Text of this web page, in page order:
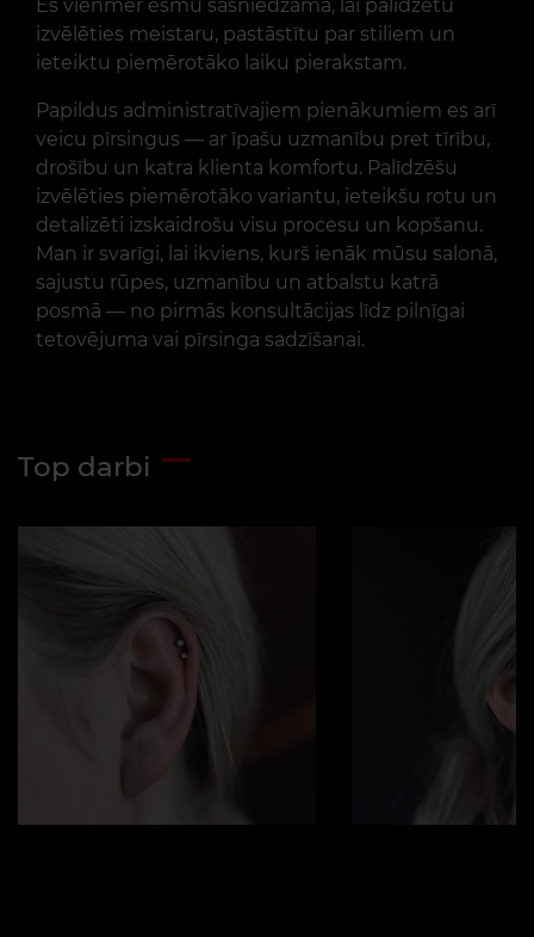
Es vienmēr esmu sasniedzama, lai palīdzētu
izvēlēties meistaru, pastāstītu par stiliem un
ieteiktu piemērotāko laiku pierakstam.
Papildus administratīvajiem pienākumiem es arī
veicu pīrsingus — ar īpašu uzmanību pret tīrību,
drošību un katra klienta komfortu. Palīdzēšu
izvēlēties piemērotāko variantu, ieteikšu rotu un
detalizēti izskaidrošu visu procesu un kopšanu.
Man ir svarīgi, lai ikviens, kurš ienāk mūsu salonā,
sajustu rūpes, uzmanību un atbalstu katrā
posmā — no pirmās konsultācijas līdz pilnīgai
tetovējuma vai pīrsinga sadzīšanai.
Top darbi